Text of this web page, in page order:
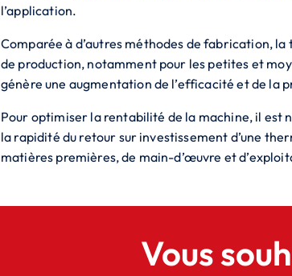
l’application.
Comparée à d’autres méthodes de fabrication,
de production, notamment pour les petites et
génère une augmentation de l’efficacité et de la
Pour optimiser la rentabilité de la machine, il est
la rapidité du retour sur investissement d’une
matières premières, de main-d’œuvre et
Vous